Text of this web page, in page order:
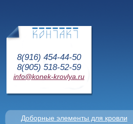
8(916) 454-44-50
8(905) 518-52-59
info@konek-krovlya.ru
Доборные элементы для кровли